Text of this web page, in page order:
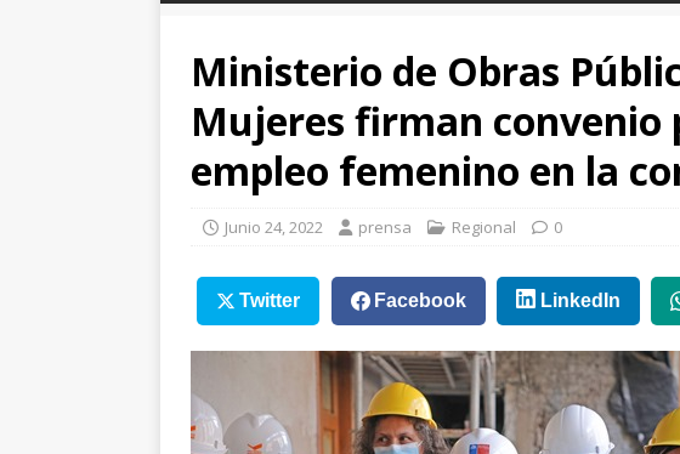
Ministerio de Obras
Mujeres firman convenio
empleo femenino en la
Junio 24, 2022 prensa Regional 0
Twitter Facebook LinkedIn